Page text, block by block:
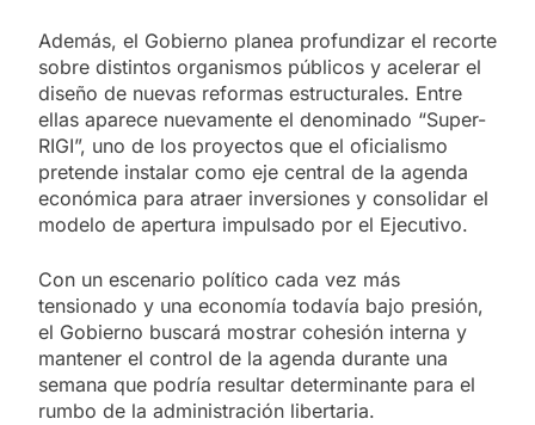
Además, el Gobierno planea profundizar el recorte
sobre distintos organismos públicos y acelerar el
diseño de nuevas reformas estructurales. Entre
ellas aparece nuevamente el denominado “Super-
RIGI”, uno de los proyectos que el oficialismo
pretende instalar como eje central de la agenda
económica para atraer inversiones y consolidar el
modelo de apertura impulsado por el Ejecutivo.
Con un escenario político cada vez más
tensionado y una economía todavía bajo presión,
el Gobierno buscará mostrar cohesión interna y
mantener el control de la agenda durante una
semana que podría resultar determinante para el
rumbo de la administración libertaria.